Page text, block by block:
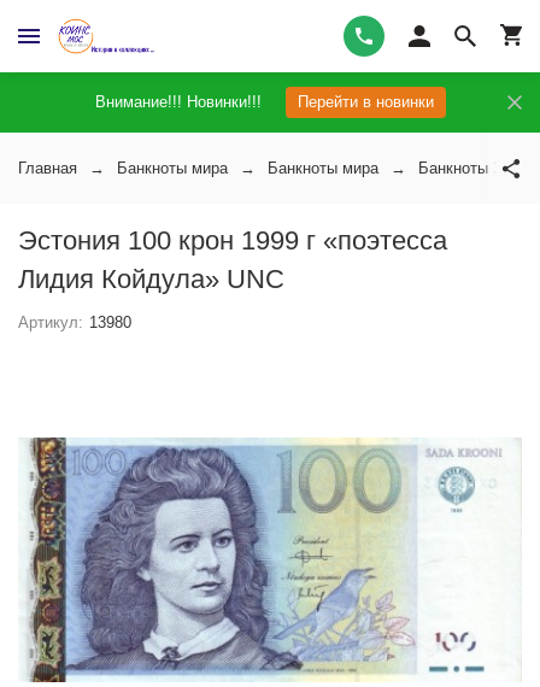
Внимание!!! Новинки!!! Перейти в новинки
Главная Банкноты мира Банкноты мира Банкноты
Эстония 100 крон 1999 г «поэтесса
Лидия Койдула» UNC
Артикул: 13980